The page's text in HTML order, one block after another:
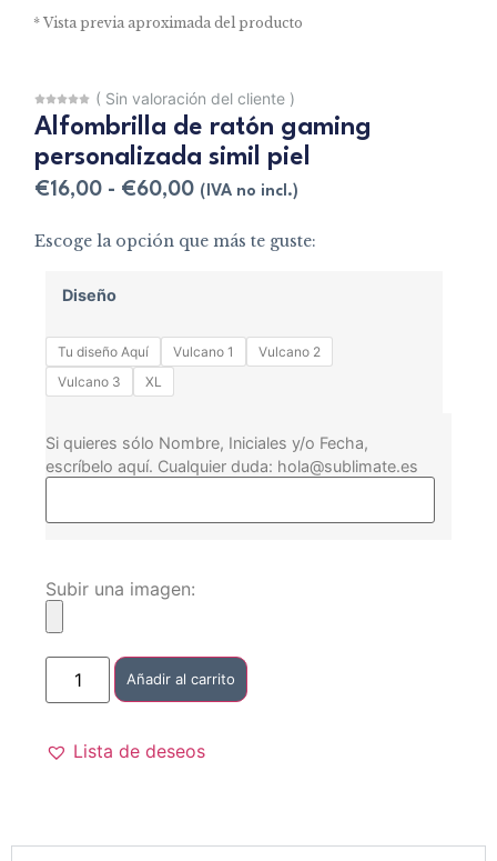
* Vista previa aproximada del producto
( Sin valoración del cliente )
Alfombrilla de ratón gaming
personalizada simil piel
€16,00 - €60,00 (IVA no incl.)
Escoge la opción que más te guste:
Diseño
Tu diseño Aquí Vulcano 1
Vulcano 2
Vulcano 3
XL
Si quieres sólo Nombre, Iniciales y/o Fecha,
escríbelo aquí. Cualquier duda: hola@sublimate.es
Subir una imagen:
Añadir al carrito
Lista de deseos